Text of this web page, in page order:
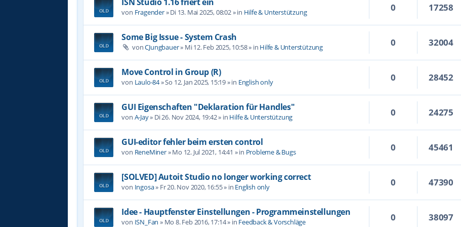
von Fragender»Di 13. Mai 2025, 08:02» in Hilfe & Unterstützung 0 17258
Some Big Issue - System Crash
vonCJungbauer» Mi 12. Feb 2025, 10:58» in Hilfe & Unterstützung 0 32004
Move Control in Group (R)
von Laulo-84»So 12. Jan 2025, 15:19» in English only 0 28452
GUI Eigenschaften "Deklaration für Handles"
von A-Jay» Di 26. Nov 2024, 19:42» in Hilfe & Unterstützung 0 24275
GUI-editor fehler beim ersten control
von ReneMiner»Mo 12. Jul 2021, 14:41 » in Probleme & Bugs 0 45461
[SOLVED] Autoit Studio no longer working correct
von Ingosa» Fr 20. Nov 2020, 16:55» in English only 0 47390
Idee - Hauptfenster Einstellungen - Programmeinstellungen
von ISN_Fan » Mo 8. Feb 2016, 17:14» in Feedback & Vorschläge 0 38097